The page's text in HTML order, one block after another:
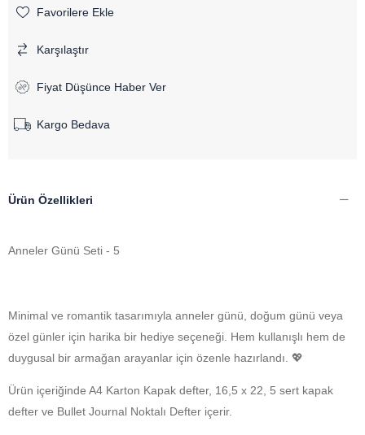
Favorilere Ekle
Karşılaştır
Fiyat Düşünce Haber Ver
Kargo Bedava
Ürün Özellikleri
Anneler Günü Seti - 5
Minimal ve romantik tasarımıyla anneler günü, doğum günü veya
özel günler için harika bir hediye seçeneği. Hem kullanışlı hem de
duygusal bir armağan arayanlar için özenle hazırlandı. 💖
Ürün içeriğinde A4 Karton Kapak defter, 16,5 x 22, 5 sert kapak
defter ve Bullet Journal Noktalı Defter içerir.